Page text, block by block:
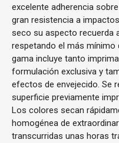
excelente adherencia
gran resistencia a
seco su aspecto recuerda
respetando el más mínimo
gama incluye tanto
formulación exclusiva y
efectos de envejecido. Se
superficie previamente
Los colores secan
homogénea de
transcurridas unas horas